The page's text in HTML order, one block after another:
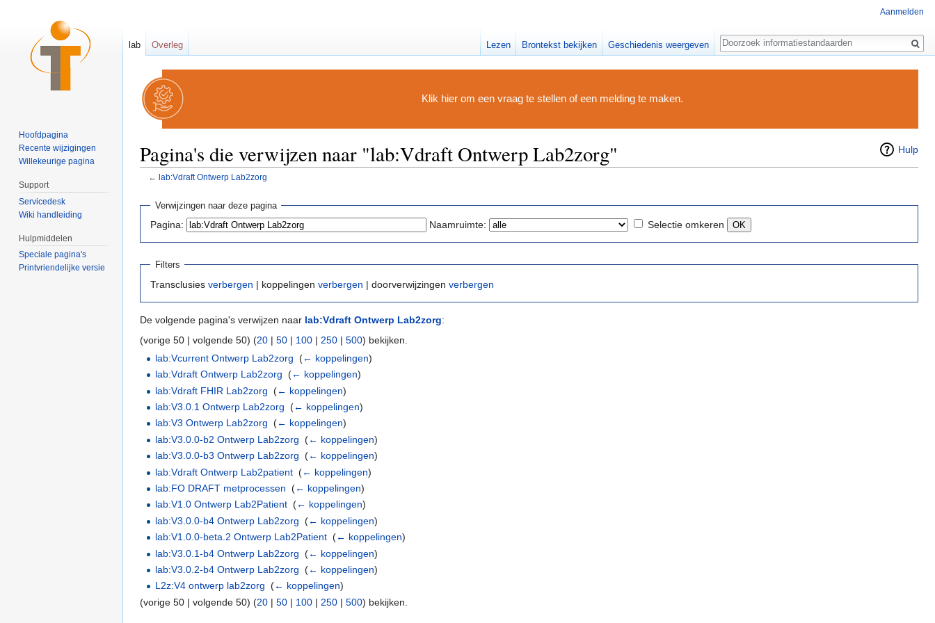
Klik hier om een vraag te stellen of een melding te maken.
Hulp
Pagina's die verwijzen naar "lab:Vdraft Ontwerp Lab2zorg"
← lab:Vdraft Ontwerp Lab2zorg
Verwijzingen naar deze pagina
Pagina: Naamruimte: Selectie omkeren
Filters
Transclusies verbergen | koppelingen verbergen | doorverwijzingen verbergen
De volgende pagina's verwijzen naar lab:Vdraft Ontwerp Lab2zorg:
(vorige 50 | volgende 50) (20 | 50 | 100 | 250 | 500) bekijken.
lab:Vcurrent Ontwerp Lab2zorg ‎(← koppelingen)
lab:Vdraft Ontwerp Lab2zorg ‎(← koppelingen)
lab:Vdraft FHIR Lab2zorg ‎(← koppelingen)
lab:V3.0.1 Ontwerp Lab2zorg ‎(← koppelingen)
lab:V3 Ontwerp Lab2zorg ‎(← koppelingen)
lab:V3.0.0-b2 Ontwerp Lab2zorg ‎(← koppelingen)
lab:V3.0.0-b3 Ontwerp Lab2zorg ‎(← koppelingen)
lab:Vdraft Ontwerp Lab2patient ‎(← koppelingen)
lab:FO DRAFT metprocessen ‎(← koppelingen)
lab:V1.0 Ontwerp Lab2Patient ‎(← koppelingen)
lab:V3.0.0-b4 Ontwerp Lab2zorg ‎(← koppelingen)
lab:V1.0.0-beta.2 Ontwerp Lab2Patient ‎(← koppelingen)
lab:V3.0.1-b4 Ontwerp Lab2zorg ‎(← koppelingen)
lab:V3.0.2-b4 Ontwerp Lab2zorg ‎(← koppelingen)
L2z:V4 ontwerp lab2zorg ‎(← koppelingen)
(vorige 50 | volgende 50) (20 | 50 | 100 | 250 | 500) bekijken.
Aanmelden
lab Overleg Lezen Brontekst bekijken Geschiedenis weergeven
Zoeken
Hoofdpagina
Recente wijzigingen
Willekeurige pagina
Support
Servicedesk
Wiki handleiding
Hulpmiddelen
Speciale pagina's
Printvriendelijke versie